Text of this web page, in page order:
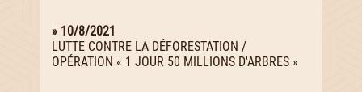
» 10/8/2021
LUTTE CONTRE LA DÉFORESTATION /
OPÉRATION « 1 JOUR 50 MILLIONS D'ARBRES »